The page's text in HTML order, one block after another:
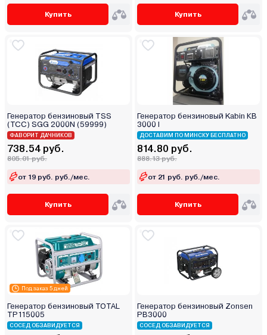
Купить Купить
Генератор бензиновый TSS
(ТСС) SGG 2000N (59999)
ФАВОРИТ ДАЧНИКОВ
738.54 руб.
805.01 руб.
от 19 руб. руб./мес.
Купить
Генератор бензиновый Kabin КВ
3000 I
ДОСТАВИМ ПО МИНСКУ БЕСПЛАТНО
814.80 руб.
888.13 руб.
от 21 руб. руб./мес.
Купить
Под заказ 5 дней
Генератор бензиновый TOTAL
TP115005
СОСЕД ОБЗАВИДУЕТСЯ
Генератор бензиновый Zonsen
PB3000
СОСЕД ОБЗАВИДУЕТСЯ